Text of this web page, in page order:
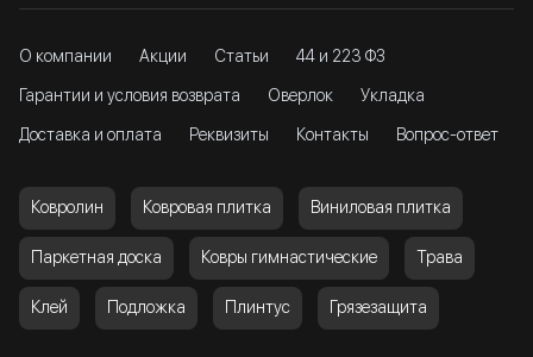
О компании Акции Статьи 44 и 223 ФЗ
Гарантии и условия возврата Оверлок Укладка
Доставка и оплата Реквизиты Контакты Вопрос-ответ
Ковролин Ковровая плитка Виниловая плитка
Паркетная доска Ковры гимнастические Трава
Клей Подложка Плинтус Грязезащита